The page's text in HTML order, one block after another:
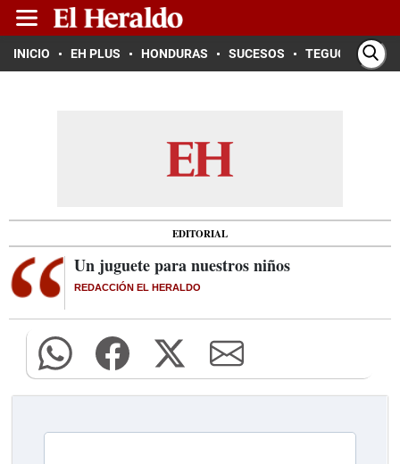
INICIO EH PLUS HONDURAS SUCESOS TEGUCIGALPA
EDITORIAL
Un juguete para nuestros niños
REDACCIÓN EL HERALDO